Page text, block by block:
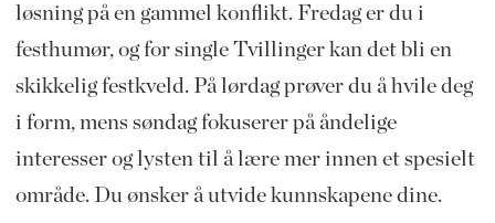
løsning på en gammel konflikt. Fredag er du i
festhumør, og for single Tvillinger kan det bli en
skikkelig festkveld. På lørdag prøver du å hvile deg
i form, mens søndag fokuserer på åndelige
interesser og lysten til å lære mer innen et spesielt
område. Du ønsker å utvide kunnskapene dine.